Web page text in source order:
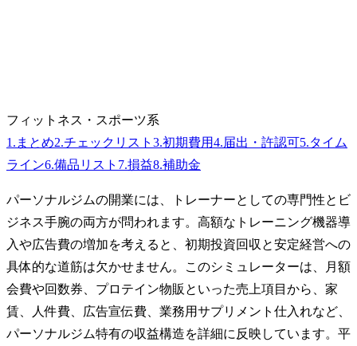
フィットネス・スポーツ系
1 . まとめ2.チェックリスト 3.初期費用4.届出・許認可5.タイム
ライン6.備品リスト 7.損益8.補助金
パーソナルジムの開業には、トレーナーとしての専門性とビ
ジネス手腕の両方が問われます。高額なトレーニング機器導
入や広告費の増加を考えると、初期投資回収と安定経営への
具体的な道筋は欠かせません。このシミュレーターは、月額
会費や回数券、プロテイン物販といった売上項目から、家
賃、人件費、広告宣伝費、業務用サプリメント仕入れなど、
パーソナルジム特有の収益構造を詳細に反映しています。平